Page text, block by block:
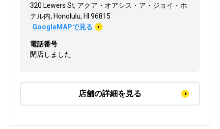
320 Lewers St, アクア・オアシス・ア・ジョイ・ホ
テル内, Honolulu, HI 96815
GoogleMAPで見る
電話番号
閉店しました
店舗の詳細を見る